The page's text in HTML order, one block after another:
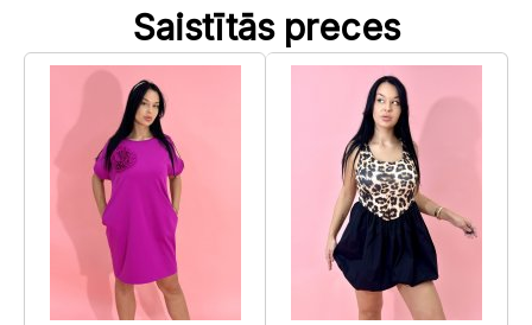
Saistītās preces